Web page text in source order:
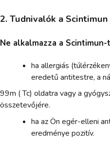
2. Tudnivalók a
Ne alkalmazza a Scintimun-
ha allergiás
eredetű antitestre, a
99m ( Tc) oldatra vagy a
összetevőjére.
ha az Ön egér-elleni
eredménye pozitív.